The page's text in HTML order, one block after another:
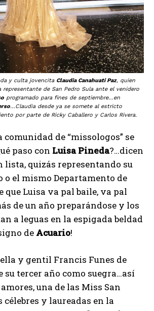
y culta jovencita Claudia Canahuati Paz, quien
de San Pedro Sula ante el venidero
programado para fines de septiembre…en
…Claudia desde ya se somete al estricto
por parte de Ricky Caballero y Carlos Rivera.
comunidad de “missologos” se
paso con Luisa Pineda?…dicen
lista, quizás representando su
o el mismo Departamento de
que Luisa va pal baile, va pal
de un año preparándose y los
a leguas en la espigada beldad
de Acuario!
y gentil Francis Funes de
su tercer año como suegra…así
una de las Miss San
célebres y laureadas en la